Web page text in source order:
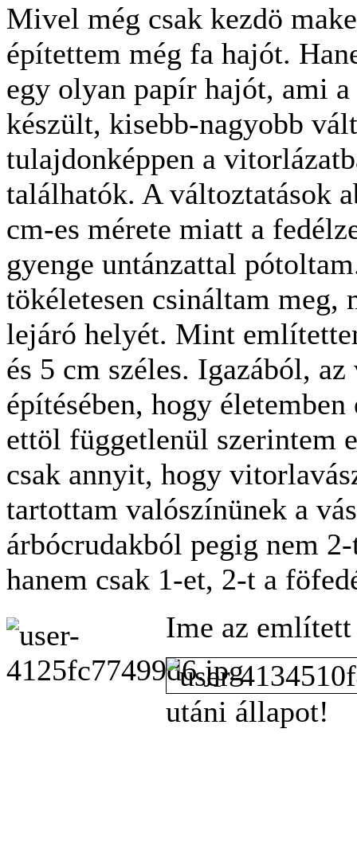
Mivel még csak kezdö
építettem még fa hajót.
egy olyan papír hajót, ami
készült, kisebb-nagyobb
tulajdonképpen a
találhatók. A változtatások
cm-es mérete miatt a
gyenge untánzattal
tökéletesen csináltam meg,
lejáró helyét. Mint
és 5 cm széles. Igazából,
építésében, hogy
ettöl függetlenül szerintem
csak annyit, hogy
tartottam valószínünek a
árbócrudakból pegig nem
hanem csak 1-et, 2-t a
Ime az
utáni állapot!